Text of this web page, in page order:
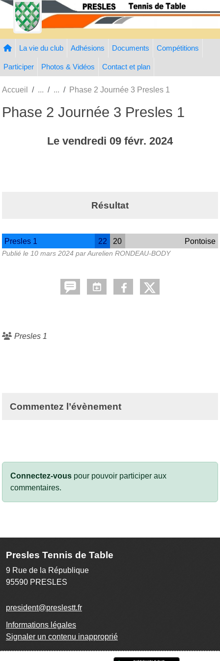
La vie du club Adhésions Documents Compétitions
Participer Photos & Vidéos Contact et plan
Accueil Phase 2 Journée 3 Presles 1
Phase 2 Journée 3 Presles 1
Le vendredi 09 févr. 2024
Résultat
Presles 1 22 20 Pontoise
Publié le 10 mars 2024 par Aurelien RONDEAU-BODY
Presles 1
Commentez l’évènement
Connectez-vous pour pouvoir participer aux
commentaires.
Presles Tennis de Table
9 Rue de la République
95590 PRESLES
president@preslestt.fr
Informations légales
Signaler un contenu inapproprié
Panneau de gestion des cookies